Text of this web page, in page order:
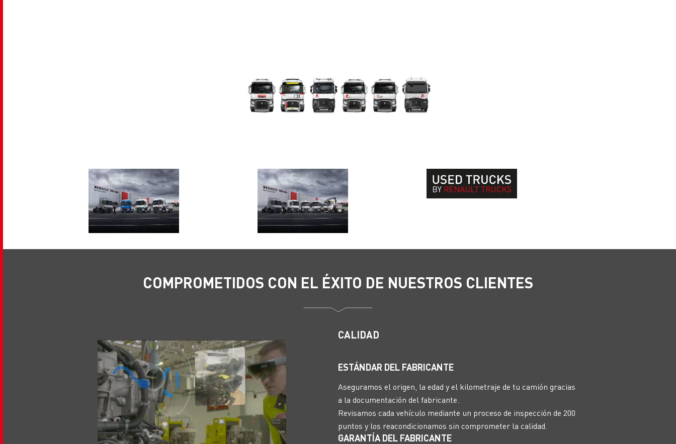
COMPROMETIDOS CON EL ÉXITO DE NUESTROS CLIENTES
CALIDAD
ESTÁNDAR DEL FABRICANTE
Aseguramos el origen, la edad y el kilometraje de tu camión gracias
a la documentación del fabricante.
Revisamos cada vehículo mediante un proceso de inspección de 200
puntos y los reacondicionamos sin comprometer la calidad.
GARANTÍA DEL FABRICANTE